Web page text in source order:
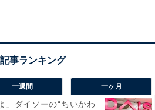
一週間 一ヶ月
」ダイソーの“ちいかわ